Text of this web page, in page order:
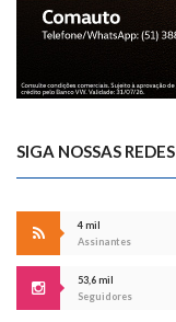
SIGA NOSSAS REDES
4 mil
Assinantes
53,6 mil
Seguidores